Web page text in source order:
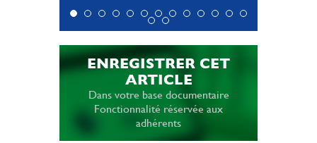
ENREGISTRER CET
ARTICLE
Dans votre base documentaire
Fonctionnalité réservée aux
adhérents